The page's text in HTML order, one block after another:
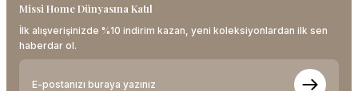
Missi Home Dünyasına Katıl
İlk alışverişinizde %10 indirim kazan, yeni koleksiyonlardan ilk sen
haberdar ol.